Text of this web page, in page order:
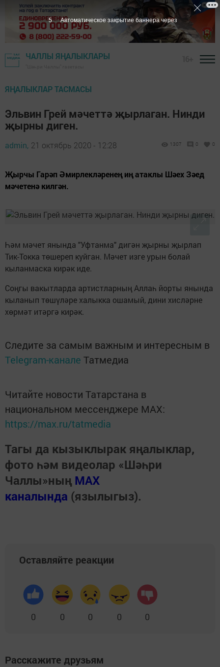
ЧАЛЛЫ ЯҢАЛЫКЛАРЫ
ЯҢАЛЫКЛАР ТАСМАСЫ
Эльвин Грей мәчеттә җырлаган. Нинди
җырны диген.
admin, 21 октябрь 2020 - 12:28 1307 0 0
Җырчы Гарәп Әмирлекләренең иң атаклы Шәех Зәед
мәчетенә килгән.
Һәм мәчет янында "Уфтанма" дигән җырны җырлап
Тик-Токка төшереп куйган. Мәчет изге урын болай
кыланмаска кирәк иде.
Соңгы вакытларда артистларның Аллаһ йорты янында
кыланып төшүләре халыкка ошамый, дини хисләрне
хөрмәт итәргә кирәк.
Следите за самым важным и интересным в
Telegram-канале Татмедиа
Читайте новости Татарстана в
национальном мессенджере MАХ:
https://max.ru/tatmedia
Тагы да кызыклырак яңалыклар,
фото һәм видеолар «Шәһри
Чаллы»ның MAX
каналында (язылыгыз).
Оставляйте реакции
0 0 0 0 0
Расскажите друзьям
4 Автоматическое закрытие баннера через